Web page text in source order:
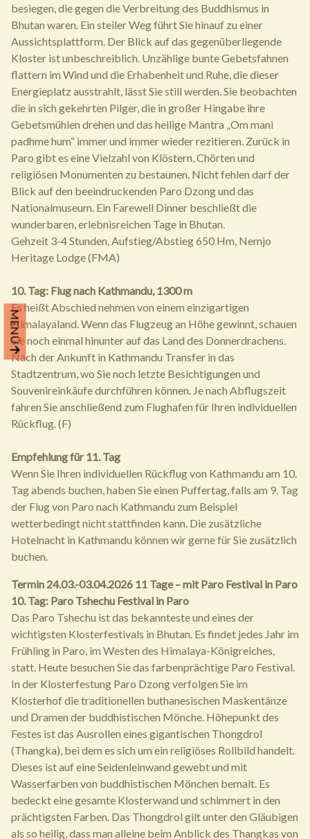
MENÜ
besiegen, die gegen die Verbreitung des Buddhismus in
Bhutan waren. Ein steiler Weg führt Sie hinauf zu einer
Aussichtsplattform. Der Blick auf das gegenüberliegende
Kloster ist unbeschreiblich. Unzählige bunte Gebetsfahnen
flattern im Wind und die Erhabenheit und Ruhe, die dieser
Energieplatz ausstrahlt, lässt Sie still werden. Sie beobachten
die in sich gekehrten Pilger, die in großer Hingabe ihre
Gebetsmühlen drehen und das heilige Mantra „Om mani
padhme hum“ immer und immer wieder rezitieren. Zurück in
Paro gibt es eine Vielzahl von Klöstern, Chörten und
religiösen Monumenten zu bestaunen. Nicht fehlen darf der
Blick auf den beeindruckenden Paro Dzong und das
Nationalmuseum. Ein Farewell Dinner beschließt die
wunderbaren, erlebnisreichen Tage in Bhutan.
Gehzeit 3-4 Stunden, Aufstieg/Abstieg 650 Hm, Nemjo
Heritage Lodge (FMA)
10. Tag: Flug nach Kathmandu, 1300 m
Es heißt Abschied nehmen von einem einzigartigen
Himalayaland. Wenn das Flugzeug an Höhe gewinnt, schauen
Sie noch einmal hinunter auf das Land des Donnerdrachens.
Nach der Ankunft in Kathmandu Transfer in das
Stadtzentrum, wo Sie noch letzte Besichtigungen und
Souvenireinkäufe durchführen können. Je nach Abflugszeit
fahren Sie anschließend zum Flughafen für Ihren individuellen
Rückflug. (F)
Empfehlung für 11. Tag
Wenn Sie Ihren individuellen Rückflug von Kathmandu am 10.
Tag abends buchen, haben Sie einen Puffertag, falls am 9. Tag
der Flug von Paro nach Kathmandu zum Beispiel
wetterbedingt nicht stattfinden kann. Die zusätzliche
Hotelnacht in Kathmandu können wir gerne für Sie zusätzlich
buchen.
Termin 24.03.-03.04.2026 11 Tage – mit Paro Festival in Paro
10. Tag: Paro Tshechu Festival in Paro
Das Paro Tshechu ist das bekannteste und eines der
wichtigsten Klosterfestivals in Bhutan. Es findet jedes Jahr im
Frühling in Paro, im Westen des Himalaya-Königreiches,
statt. Heute besuchen Sie das farbenprächtige Paro Festival.
In der Klosterfestung Paro Dzong verfolgen Sie im
Klosterhof die traditionellen buthanesischen Maskentänze
und Dramen der buddhistischen Mönche. Höhepunkt des
Festes ist das Ausrollen eines gigantischen Thongdrol
(Thangka), bei dem es sich um ein religiöses Rollbild handelt.
Dieses ist auf eine Seidenleinwand gewebt und mit
Wasserfarben von buddhistischen Mönchen bemalt. Es
bedeckt eine gesamte Klosterwand und schimmert in den
prächtigsten Farben. Das Thongdrol gilt unter den Gläubigen
als so heilig, dass man alleine beim Anblick des Thangkas von